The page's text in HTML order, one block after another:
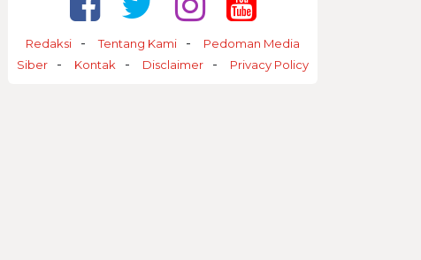
Redaksi Tentang Kami
Pedoman Media
Siber
Kontak Disclaimer Privacy Policy